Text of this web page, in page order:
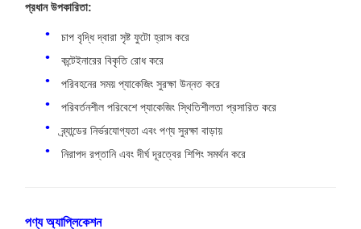
প্রধান উপকারিতা:
চাপ বৃদ্ধি দ্বারা সৃষ্ট ফুটো হ্রাস করে
কন্টেইনারের বিকৃতি রোধ করে
পরিবহনের সময় প্যাকেজিং সুরক্ষা উন্নত করে
পরিবর্তনশীল পরিবেশে প্যাকেজিং স্থিতিশীলতা প্রসারিত করে
ব্র্যান্ডের নির্ভরযোগ্যতা এবং পণ্য সুরক্ষা বাড়ায়
নিরাপদ রপ্তানি এবং দীর্ঘ দূরত্বের শিপিং সমর্থন করে
পণ্য অ্যাপ্লিকেশন